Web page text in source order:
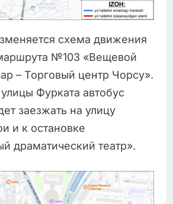
схема движения
№103 «Вещевой
– Торговый центр Чорсу».
Фурката автобус
заезжать на улицу
и к остановке
драматический театр».